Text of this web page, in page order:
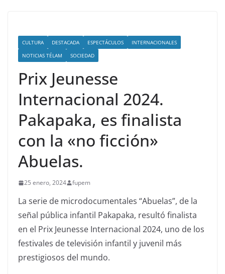
CULTURA DESTACADA ESPECTÁCULOS
INTERNACIONALES
NOTICIAS TÉLAM
SOCIEDAD
Prix Jeunesse
Internacional 2024.
Pakapaka, es finalista
con la «no ficción»
Abuelas.
25 enero, 2024 fupem
La serie de microdocumentales “Abuelas”, de la
señal pública infantil Pakapaka, resultó finalista
en el Prix Jeunesse Internacional 2024, uno de los
festivales de televisión infantil y juvenil más
prestigiosos del mundo.